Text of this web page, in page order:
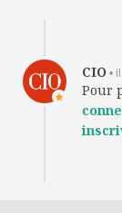
CIO •
Pour